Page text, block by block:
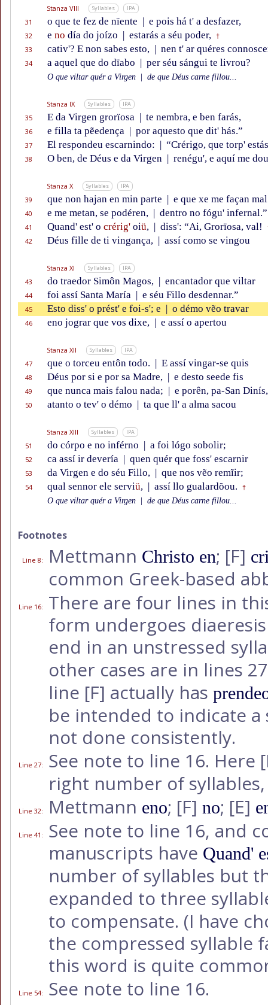
Stanza VIII Syllables IPA
31 o que te fez de nïente | e pois há t' a desfazer,
32 e no día do joízo | estarás a séu poder, †
33 cativ'? E non sabes esto, | nen t' ar quéres
34 a aquel que do dïabo | per séu sángui te livrou?
O que viltar quér a Virgen de que Déus carne fillou...
Stanza IX Syllables IPA
35 E da Virgen grorïosa | te nembra, e ben farás,
36 e filla ta pẽedença | por aquesto que dit' hás.”
37 El respondeu escarnindo: | “Crérigo, que torp'
38 O ben, de Déus e da Virgen | renégu', e aquí me dou
Stanza X Syllables IPA
39 que non hajan en min parte | e que xe me façan mal
40 e me metan, se podéren, | dentro no fógu' infernal.”
41 Quand' est' o crérig' oiü, | diss': “Ai, Grorïosa, val!
42 Déus fille de ti vingança, | assí como se vingou
Stanza XI Syllables IPA
43 do traedor Simôn Magos, | encantador que viltar
44 foi assí Santa María | e séu Fillo desdennar.”
45 Esto diss' o prést' e foi-s'; e | o démo vẽo travar
46 eno jograr que vos dixe, | e assí o apertou
Stanza XII Syllables IPA
47 que o torceu entôn todo. | E assí vingar-se quis
48 Déus por si e por sa Madre, | e desto seede fis
49 que nunca mais falou nada; | e porên, pa-San Dinís,
50 atanto o tev' o démo | ta que ll' a alma sacou
Stanza XIII Syllables IPA
51 do córpo e no inférno | a foi lógo sobolir;
52 ca assí ir devería | quen quér que foss' escarnir
53 da Virgen e do séu Fillo, | que nos vẽo remĩir;
54 qual sennor ele serviü, | assí llo gualardõou. †
O que viltar quér a Virgen de que Déus carne fillou...
Footnotes
Line 8: Mettmann Christo en; [F]
common Greek-based
Line 16:
There are four lines in
form undergoes
end in an unstressed
other cases are in lines
line [F] actually has
be intended to indicate
not done consistently.
Line 27: See note to line 16. Here
right number of
Line 32: Mettmann eno; [F] no; [E]
Line 41 :
See note to line 16, and
manuscripts have Quand'
number of syllables but
expanded to three
to compensate. (I have
the compressed syllable
this word is quite
Line 54: See note to line 16.